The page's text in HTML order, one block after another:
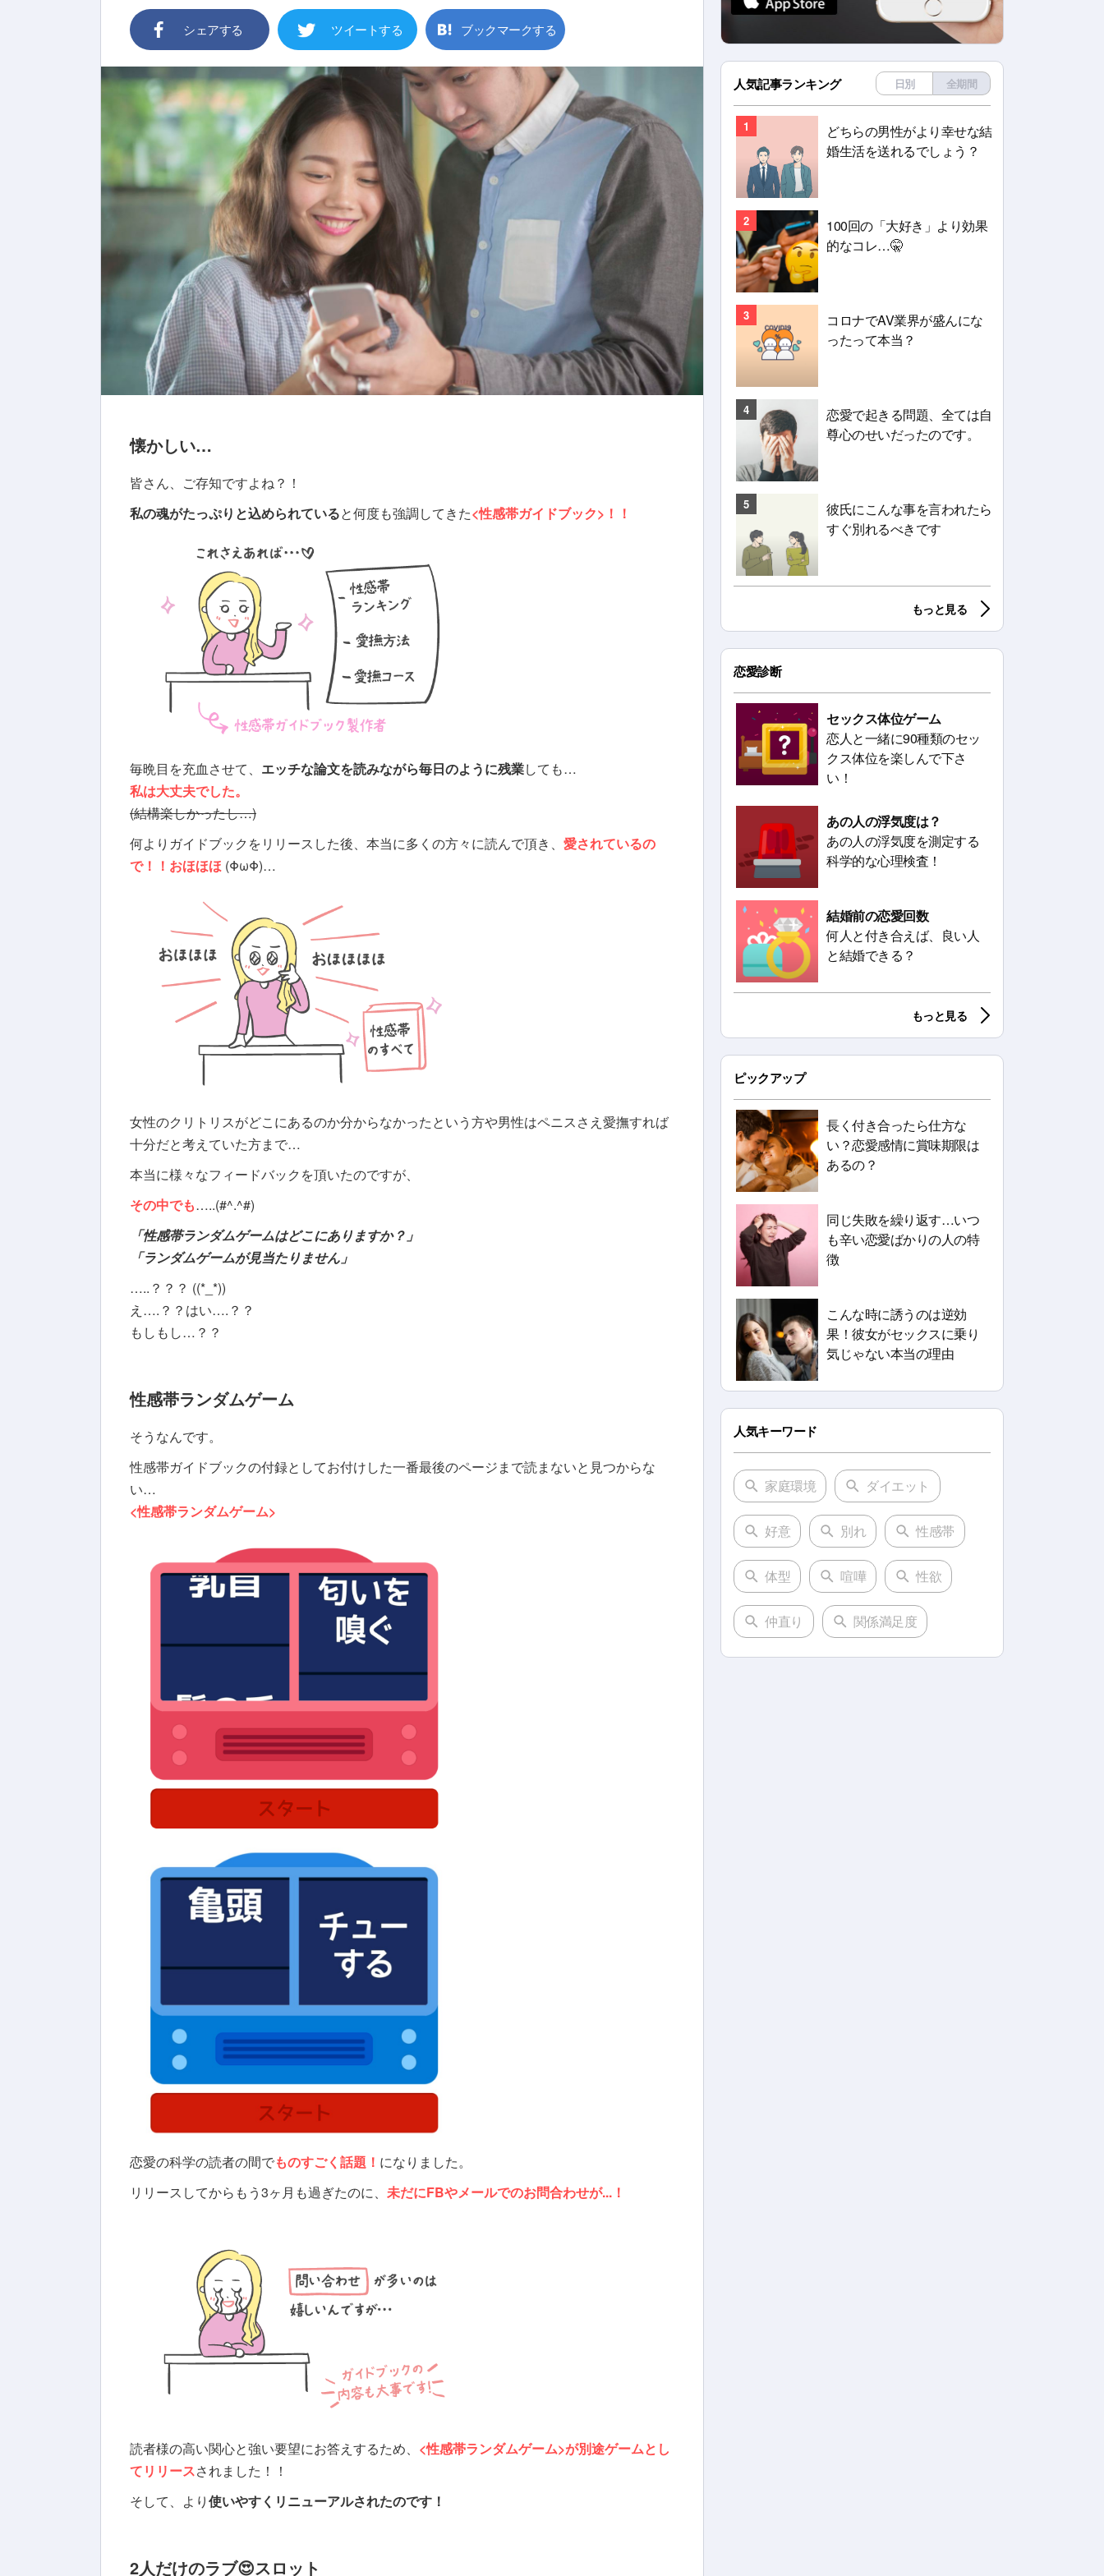
シェアする ツイートする ブックマークする
懐かしい…
皆さん、ご存知ですよね？！
私の魂がたっぷりと込められていると何度も強調してきた<性感帯ガイドブック>！！
毎晩目を充血させて、 エッチな論文を読みながら毎日のように残業しても…
私は大丈夫でした。
(結構楽しかったし…)
何よりガイドブックをリリースした後、本当に多くの方々に読んで頂き、 愛されているの
で！！おほほほ (ΦωΦ)…
女性のクリトリスがどこにあるのか分からなかったという方や男性はペニスさえ愛撫すれば
十分だと考えていた方まで…
本当に様々なフィードバックを頂いたのですが、
その中でも…..(#^.^#)
「性感帯ランダムゲームはどこにありますか？」
「ランダムゲームが見当たりません」
…..？？？ ((*_*))
え….？？はい….？？
もしもし…？？
性感帯ランダムゲーム
そうなんです。
性感帯ガイドブックの付録としてお付けした一番最後のページまで読まないと見つからな
い…
<性感帯ランダムゲーム>
恋愛の科学の読者の間でものすごく話題！ になりました。
リリースしてからもう3ヶ月も過ぎたのに、 未だにFBやメールでのお問合わせが...！
読者様の高い関心と強い要望にお答えするため、 <性感帯ランダムゲーム>が別途ゲームとし
てリリースされました！！
そして、より使いやすくリニューアルされたのです！
2人だけのラブ😍スロット
人気記事ランキング 日別 全期間
1
どちらの男性がより幸せな結
婚生活を送れるでしょう？
2
100回の「大好き」より効果
的なコレ…🤫
3
コロナでAV業界が盛んにな
ったって本当？
4
恋愛で起きる問題、全ては自
尊心のせいだったのです。
5
彼氏にこんな事を言われたら
すぐ別れるべきです
もっと見る
恋愛診断
セックス体位ゲーム
恋人と一緒に90種類のセッ
クス体位を楽しんで下さ
い！
あの人の浮気度は？
あの人の浮気度を測定する
科学的な心理検査！
結婚前の恋愛回数
何人と付き合えば、良い人
と結婚できる？
もっと見る
ピックアップ
長く付き合ったら仕方な
い？恋愛感情に賞味期限は
あるの？
同じ失敗を繰り返す…いつ
も辛い恋愛ばかりの人の特
徴
こんな時に誘うのは逆効
果！彼女がセックスに乗り
気じゃない本当の理由
人気キーワード
家庭環境 ダイエット
好意 別れ 性感帯
体型 喧嘩 性欲
仲直り 関係満足度